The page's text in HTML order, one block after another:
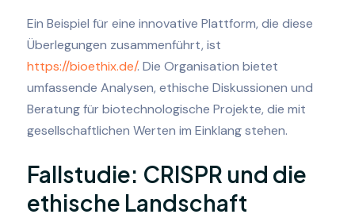
Ein Beispiel für eine innovative Plattform, die diese
Überlegungen zusammenführt, ist
https://bioethix.de/. Die Organisation bietet
umfassende Analysen, ethische Diskussionen und
Beratung für biotechnologische Projekte, die mit
gesellschaftlichen Werten im Einklang stehen.
Fallstudie: CRISPR und die
ethische Landschaft